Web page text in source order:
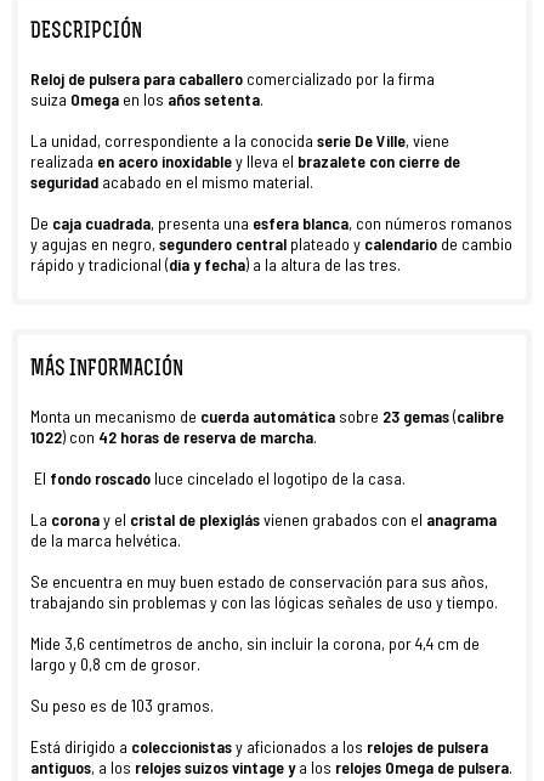
DESCRIPCIÓN
Reloj de pulsera para caballero comercializado por la firma
suiza Omega en los años setenta.
La unidad, correspondiente a la conocida serie De Ville, viene
realizada en acero inoxidabley lleva el brazalete con cierre de
seguridad acabado en el mismo material.
De caja cuadrada, presenta una esfera blanca, con números romanos
y agujas en negro, segundero central plateado y calendario de cambio
rápido y tradicional (día y fecha) a la altura de las tres.
MÁS INFORMACIÓN
Monta un mecanismo de cuerda automática sobre 23 gemas(calibre
1022) con 42 horas de reserva de marcha.
El fondo roscado luce cincelado el logotipo de la casa.
La coronay el cristal de plexiglásvienen grabados con el anagrama
de la marca helvética.
Se encuentra en muy buen estado de conservación para sus años,
trabajando sin problemas y con las lógicas señales de uso y tiempo.
Mide 3,6 centímetros de ancho, sin incluir la corona, por 4,4 cm de
largo y 0,8 cm de grosor.
Su peso es de 103 gramos.
Está dirigido a coleccionistasy aficionados a los relojes de pulsera
antiguos, a los relojes suizos vintage ya los relojes Omega de pulsera.